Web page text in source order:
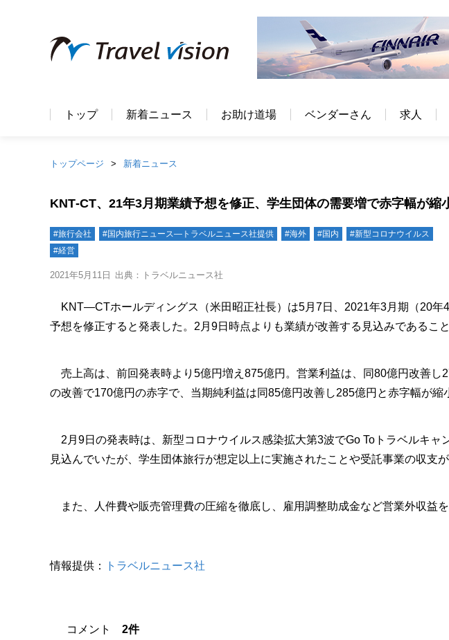
トップ 新着ニュース お助け道場 ベンダーさん 求人
トップページ 新着ニュース
KNT‐CT、21年3月期業績予想を修正、学生団体の需要増で赤字幅が縮
#旅行会社 #国内旅行ニュース―トラベルニュース社提供 #海外 #国内
#新型コロナウイルス
#経営
2021年5月11日 出典：トラベルニュース社
KNT―CTホールディングス（米田昭正社長）は5月7日、2021年3月期（20
予想を修正すると発表した。2月9日時点よりも業績が改善する見込みであること
売上高は、前回発表時より5億円増え875億円。営業利益は、同80億円改善し
の改善で170億円の赤字で、当期純利益は同85億円改善し285億円と赤字幅が縮
2月9日の発表時は、新型コロナウイルス感染拡大第3波でGo Toトラベルキャ
見込んでいたが、学生団体旅行が想定以上に実施されたことや受託事業の収支
また、人件費や販売管理費の圧縮を徹底し、雇用調整助成金など営業外収益
情報提供： トラベルニュース社
コメント 2件